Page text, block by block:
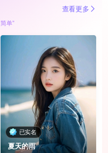
查看更多
单”
已实名
夏天的雨